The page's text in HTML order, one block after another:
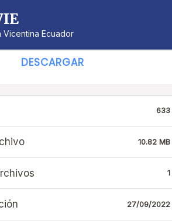
Vicentina Ecuador
DESCARGAR
633
10.82 MB
1
27/09/2022